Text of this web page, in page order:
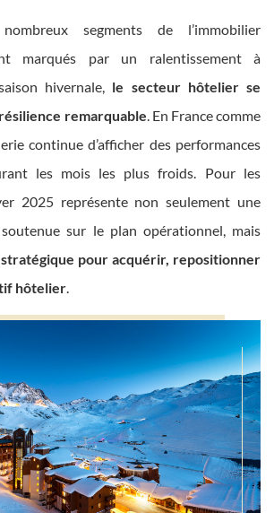
segments de l’immobilier
marqués par un ralentissement à
hivernale, le secteur hôtelier se
remarquable. En France comme
continue d’afficher des performances
les mois les plus froids. Pour les
2025 représente non seulement une
soutenue sur le plan opérationnel, mais
pour acquérir, repositionner
hôtelier.